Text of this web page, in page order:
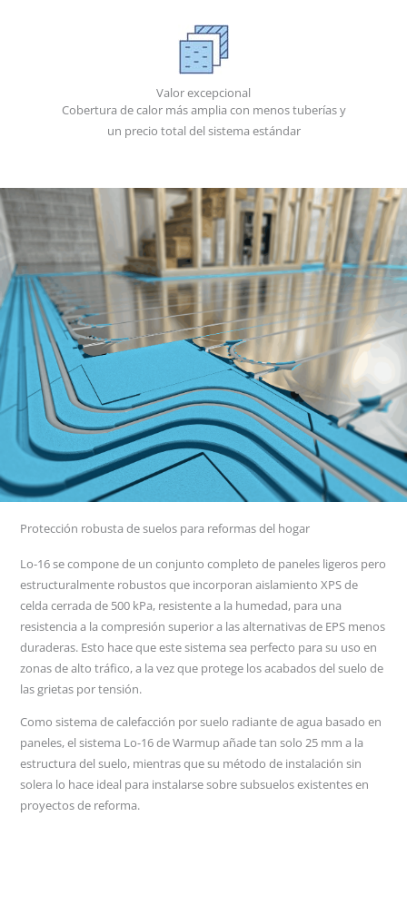
Valor excepcional
Cobertura de calor más amplia con menos tuberías y
un precio total del sistema estándar
Protección robusta de suelos para reformas del hogar
Lo-16 se compone de un conjunto completo de paneles ligeros pero
estructuralmente robustos que incorporan aislamiento XPS de
celda cerrada de 500 kPa, resistente a la humedad, para una
resistencia a la compresión superior a las alternativas de EPS menos
duraderas. Esto hace que este sistema sea perfecto para su uso en
zonas de alto tráfico, a la vez que protege los acabados del suelo de
las grietas por tensión.
Como sistema de calefacción por suelo radiante de agua basado en
paneles, el sistema Lo-16 de Warmup añade tan solo 25 mm a la
estructura del suelo, mientras que su método de instalación sin
solera lo hace ideal para instalarse sobre subsuelos existentes en
proyectos de reforma.